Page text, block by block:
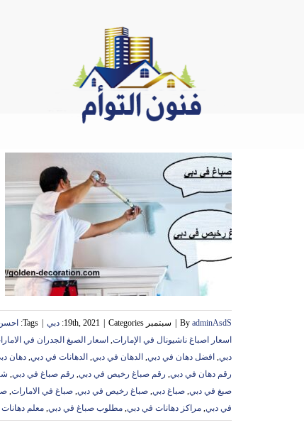
By adminAsdS سبتمبر 19th, 2021 Categories: دبي Tags:
اسعار اصباغ ناشيونال في الإمارات, اسعار الصبغ الجدران في
دبي, افضل دهان في دبي, الدهان في دبي, الدهانات في دبي, دهان
رقم دهان في دبي, رقم صباغ رخيص في دبي, رقم صباغ في دبي,
صبغ في دبي, صباغ دبي, صباغ رخيص في دبي, صباغ في الامارات,
في دبي, مراكز دهانات في دبي, مطلوب صباغ في دبي, معلم